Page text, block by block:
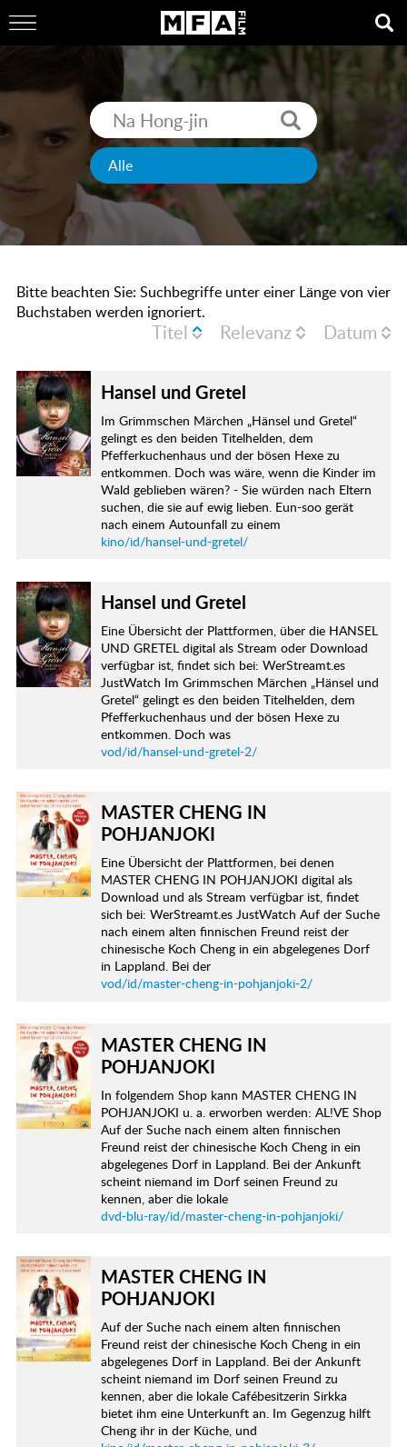
Bitte beachten Sie: Suchbegriffe unter einer Länge von vier
Buchstaben werden ignoriert.
Titel Relevanz Datum
Hansel und Gretel
Im Grimmschen Märchen „Hänsel und Gretel“
gelingt es den beiden Titelhelden, dem
Pfefferkuchenhaus und der bösen Hexe zu
entkommen. Doch was wäre, wenn die Kinder im
Wald geblieben wären? - Sie würden nach Eltern
suchen, die sie auf ewig lieben. Eun-soo gerät
nach einem Autounfall zu einem
kino/id/hansel-und-gretel/
Hansel und Gretel
Eine Übersicht der Plattformen, über die HANSEL
UND GRETEL digital als Stream oder Download
verfügbar ist, findet sich bei: WerStreamt.es
JustWatch Im Grimmschen Märchen „Hänsel und
Gretel“ gelingt es den beiden Titelhelden, dem
Pfefferkuchenhaus und der bösen Hexe zu
entkommen. Doch was
vod/id/hansel-und-gretel-2/
MASTER CHENG IN
POHJANJOKI
Eine Übersicht der Plattformen, bei denen
MASTER CHENG IN POHJANJOKI digital als
Download und als Stream verfügbar ist, findet
sich bei: WerStreamt.es JustWatch Auf der Suche
nach einem alten finnischen Freund reist der
chinesische Koch Cheng in ein abgelegenes Dorf
in Lappland. Bei der
vod/id/master-cheng-in-pohjanjoki-2/
MASTER CHENG IN
POHJANJOKI
In folgendem Shop kann MASTER CHENG IN
POHJANJOKI u. a. erworben werden: AL!VE Shop
Auf der Suche nach einem alten finnischen
Freund reist der chinesische Koch Cheng in ein
abgelegenes Dorf in Lappland. Bei der Ankunft
scheint niemand im Dorf seinen Freund zu
kennen, aber die lokale
dvd-blu-ray/id/master-cheng-in-pohjanjoki/
MASTER CHENG IN
POHJANJOKI
Auf der Suche nach einem alten finnischen
Freund reist der chinesische Koch Cheng in ein
abgelegenes Dorf in Lappland. Bei der Ankunft
scheint niemand im Dorf seinen Freund zu
kennen, aber die lokale Cafébesitzerin Sirkka
bietet ihm eine Unterkunft an. Im Gegenzug hilft
Cheng ihr in der Küche, und